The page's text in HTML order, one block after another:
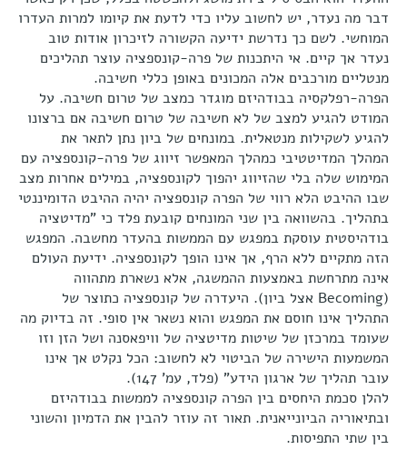
דבר מה נעדר, יש לחשוב עליו כדי לדעת את קיומו למרות העדרו
המוחשי. לשם כך נדרשת ידיעה הקשורה לזיכרון אודות טוב
נעדר אך קיים. אי היתכנות של פרה-קונספציה עוצר תהליכים
מנטליים מורכבים אלה המכונים באופן כללי חשיבה.
הפרה-רפלקסיה בבודהיזם מוגדר כמצב של טרום חשיבה. על
המודט להגיע למצב של לא חשיבה של טרום חשיבה אם ברצונו
להגיע לשקילות מנטאלית. במונחים של ביון נתן לתאר את
המהלך המדיטטיבי כמהלך המאפשר זיווג של פרה-קונספציה עם
המימוש שלה בלי שהזיווג יהפוך לקונספציה, במילים אחרות מצב
שבו ההיבט הלא רווי של הפרה קונספציה יהיה ההיבט הדומיננטי
בתהליך. בהשוואה בין שני המונחים קובעת פלד כי "מדיטציה
בודהיסטית עוסקת במפגש עם הממשות בהעדר מחשבה. המפגש
הזה מתקיים ללא הרף, אך אינו הופך לקונספציה. ידיעת העולם
אינה מתרחשת באמצעות ההמשגה, אלא נשארת מתהווה
(Becoming אצל ביון). היעדרה של קונספציה כתוצר של
התהליך אינו חוסם את המפגש והוא נשאר אין סופי. זה בדיוק מה
שעומד במרכזן של שיטות מדיטציה של וויפאסנה ושל הזן וזו
המשמעות הישירה של הביטוי לא לחשוב: הכל נקלט אך אינו
עובר תהליך של ארגון הידע" (פלד, עמ' 147).
להלן סכמת היחסים בין הפרה קונספציה לממשות בבודהיזם
ובתיאוריה הביונייאנית. תאור זה עוזר להבין את הדמיון והשוני
בין שתי התפיסות.